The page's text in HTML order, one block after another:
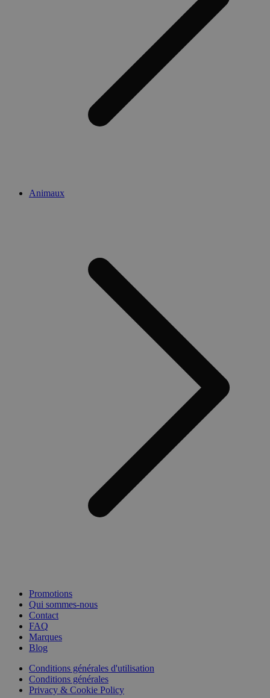
Animaux
Promotions
Qui sommes-nous
Contact
FAQ
Marques
Blog
Conditions générales d'utilisation
Conditions générales
Privacy & Cookie Policy